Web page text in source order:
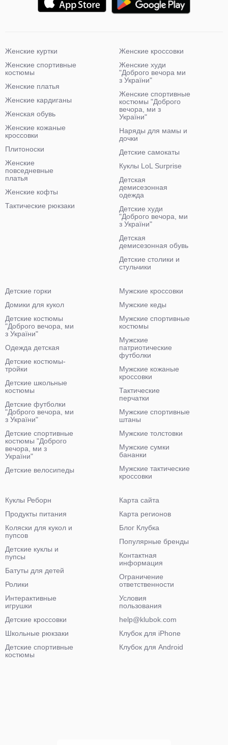
Женские куртки
Женские спортивные
костюмы
Женские платья
Женские кардиганы
Женская обувь
Женские кожаные
кроссовки
Плитоноски
Женские
повседневные
платья
Женские кофты
Тактические рюкзаки
Женские кроссовки
Женские худи
"Доброго вечора ми
з України"
Женские спортивные
костюмы "Доброго
вечора, ми з
України"
Наряды для мамы и
дочки
Детские самокаты
Куклы LoL Surprise
Детская
демисезонная
одежда
Детские худи
"Доброго вечора, ми
з України"
Детская
демисезонная обувь
Детские столики и
стульчики
Детские горки
Домики для кукол
Детские костюмы
"Доброго вечора, ми
з України"
Одежда детская
Детские костюмы-
тройки
Детские школьные
костюмы
Детские футболки
"Доброго вечора, ми
з України"
Детские спортивные
костюмы "Доброго
вечора, ми з
України"
Детские велосипеды
Мужские кроссовки
Мужские кеды
Мужские спортивные
костюмы
Мужские
патриотические
футболки
Мужские кожаные
кроссовки
Тактические
перчатки
Мужские спортивные
штаны
Мужские толстовки
Мужские сумки
бананки
Мужские тактические
кроссовки
Куклы Реборн
Продукты питания
Коляски для кукол и
пупсов
Детские куклы и
пупсы
Батуты для детей
Ролики
Интерактивные
игрушки
Детские кроссовки
Школьные рюкзаки
Детские спортивные
костюмы
Карта сайта
Карта регионов
Блог Клубка
Популярные бренды
Контактная
информация
Ограничение
ответственности
Условия
пользования
help@klubok.com
Клубок для iPhone
Клубок для Android